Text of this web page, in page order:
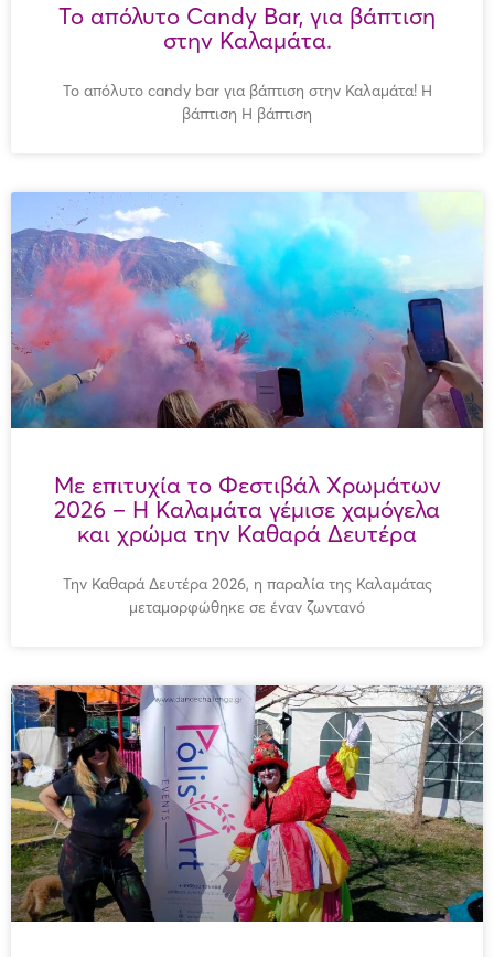
Το απόλυτο Candy Bar, για βάπτιση
στην Καλαμάτα.
Το απόλυτο candy bar για βάπτιση στην Καλαμάτα! Η
βάπτιση Η βάπτιση
Με επιτυχία το Φεστιβάλ Χρωμάτων
2026 – Η Καλαμάτα γέμισε χαμόγελα
και χρώμα την Καθαρά Δευτέρα
Την Καθαρά Δευτέρα 2026, η παραλία της Καλαμάτας
μεταμορφώθηκε σε έναν ζωντανό